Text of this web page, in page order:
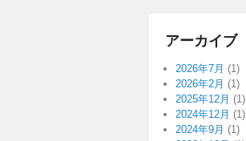
アーカイブ
2026年7月 (1)
2026年2月 (1)
2025年12月 (1)
2024年12月 (1)
2024年9月 (1)